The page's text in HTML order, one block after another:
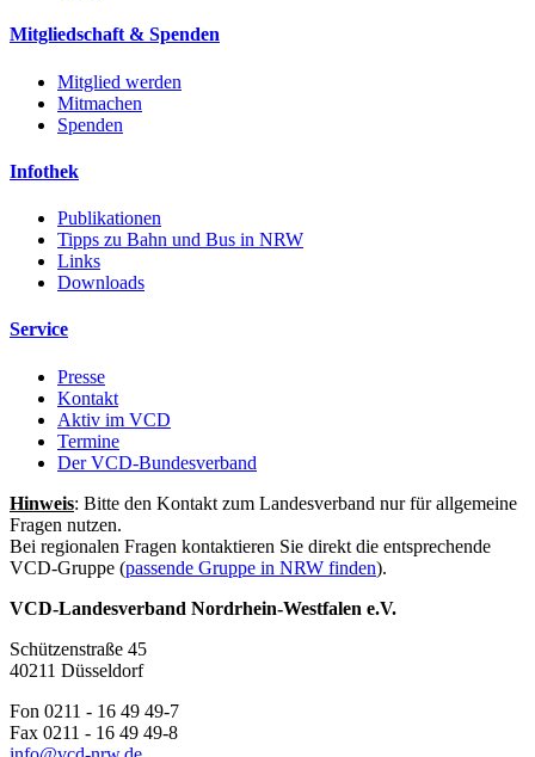
Mitgliedschaft & Spenden
Mitglied werden
Mitmachen
Spenden
Infothek
Publikationen
Tipps zu Bahn und Bus in NRW
Links
Downloads
Service
Presse
Kontakt
Aktiv im VCD
Termine
Der VCD-Bundesverband
Hinweis: Bitte den Kontakt zum Landesverband nur für allgemeine
Fragen nutzen.
Bei regionalen Fragen kontaktieren Sie direkt die entsprechende
VCD-Gruppe (passende Gruppe in NRW finden).
VCD-Landesverband Nordrhein-Westfalen e.V.
Schützenstraße 45
40211 Düsseldorf
Fon 0211 - 16 49 49-7
Fax 0211 - 16 49 49-8